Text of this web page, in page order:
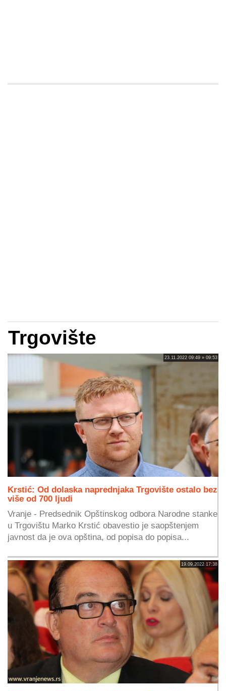
Trgovište
23.11.2022 09:49 » 09:53
Krstić: Od dolaska naprednjaka Trgovište ostalo bez
više od 700 ljudi
Vranje - Predsednik Opštinskog odbora Narodne stanke
u Trgovištu Marko Krstić obavestio je saopštenjem
javnost da je ova opština, od popisa do popisa...
19.09.2022 17:38